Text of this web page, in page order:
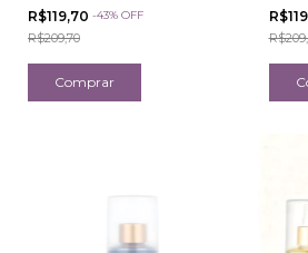
R$119,70 -43% OFF
R$209,70